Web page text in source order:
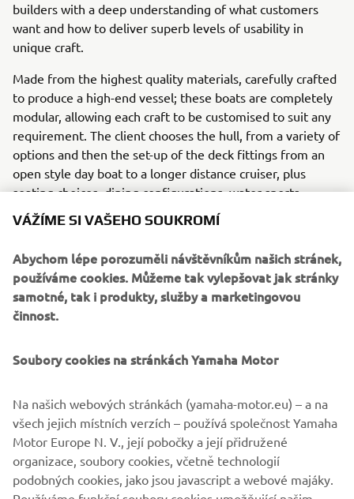
builders with a deep understanding of what customers
want and how to deliver superb levels of usability in
unique craft.
Made from the highest quality materials, carefully crafted
to produce a high-end vessel; these boats are completely
modular, allowing each craft to be customised to suit any
requirement. The client chooses the hull, from a variety of
options and then the set-up of the deck fittings from an
open style day boat to a longer distance cruiser, plus
seating choices, dining configurations, water sports
features and fishing features. The model range is starting
from 27ft and will expand with 33ft and 40ft boats in near
Yamaha Motor’s outstanding V6 engines are the driving
force that will power all of Quarken’s boats, as part of a
new 5-year partnership.
DISCOVER THE PREMIUM OUTBOARD RANGE
.
VÁŽÍME SI VAŠEHO SOUKROMÍ
Abychom lépe porozuměli návštěvníkům našich stránek,
používáme cookies. Můžeme tak vylepšovat jak stránky
samotné, tak i produkty, služby a marketingovou
činnost.
Soubory cookies na stránkách Yamaha Motor
všech jejich místních verzích – používá společnost Yamaha
Motor Europe N. V., její pobočky a její přidružené
organizace, soubory cookies, včetně technologií
podobných cookies, jako jsou javascript a webové majáky.
Používáme funkční soubory cookies umožňující našim